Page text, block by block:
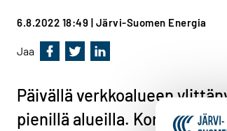
6.8.2022 18:49 | Järvi-Suomen Energia
Jaa Jaa Facebookissa
Jaa Twitterissä
Jaa Linkedinissä
Päivällä verkkoalueen
pienillä alueilla.